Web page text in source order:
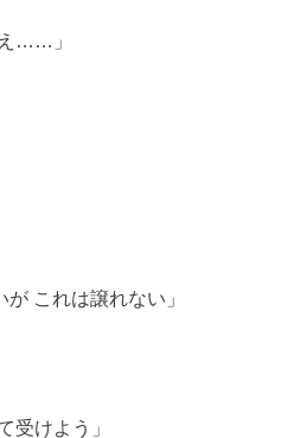
……」
が これは譲れない」
受けよう」